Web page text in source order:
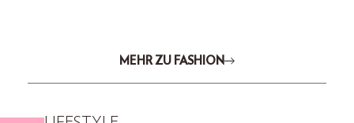
MEHR ZU FASHION